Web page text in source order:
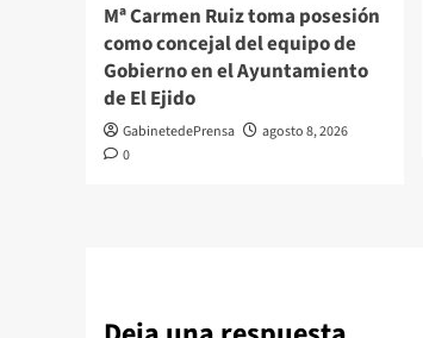
Mª Carmen Ruiz toma posesión
como concejal del equipo de
Gobierno en el Ayuntamiento
de El Ejido
GabinetedePrensa
agosto 8, 2026
0